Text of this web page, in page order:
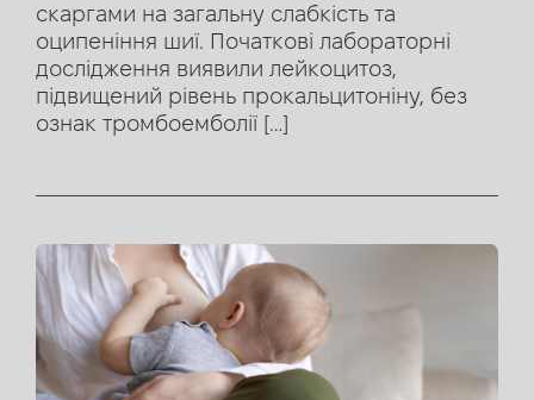
скаргами на загальну слабкість та
оципеніння шиї. Початкові лабораторні
дослідження виявили лейкоцитоз,
підвищений рівень прокальцитоніну, без
ознак тромбоемболії […]